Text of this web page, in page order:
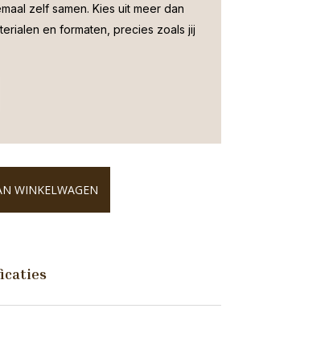
zelf samen. Kies uit meer dan
en formaten, precies zoals jij
WINKELWAGEN